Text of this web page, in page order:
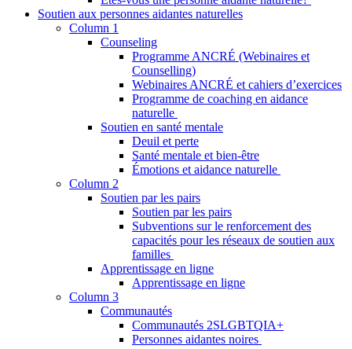
Soutien aux personnes aidantes naturelles
Column 1
Counseling
Programme ANCRÉ (Webinaires et
Counselling)
Webinaires ANCRÉ et cahiers d’exercices
Programme de coaching en aidance
naturelle
Soutien en santé mentale
Deuil et perte
Santé mentale et bien-être
Émotions et aidance naturelle
Column 2
Soutien par les pairs
Soutien par les pairs
Subventions sur le renforcement des
capacités pour les réseaux de soutien aux
familles
Apprentissage en ligne
Apprentissage en ligne
Column 3
Communautés
Communautés 2SLGBTQIA+
Personnes aidantes noires